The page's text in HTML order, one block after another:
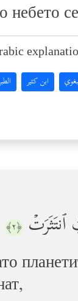
небето
ابن كثير
﴿٢﴾